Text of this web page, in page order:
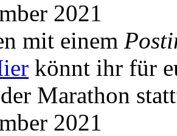
2021
mit einem
könnt ihr für
Marathon
2021